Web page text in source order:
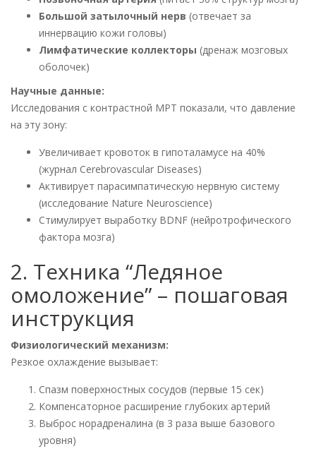
Большой затылочный нерв (отвечает за
иннервацию кожи головы)
Лимфатические коллекторы (дренаж мозговых
оболочек)
Научные данные:
Исследования с контрастной МРТ показали, что давление
на эту зону:
Увеличивает кровоток в гипоталамусе на 40%
(журнал Cerebrovascular Diseases)
Активирует парасимпатическую нервную систему
(исследование Nature Neuroscience)
Стимулирует выработку BDNF (нейротрофического
фактора мозга)
2. Техника “Ледяное
омоложение” – пошаговая
инструкция
Физиологический механизм:
Резкое охлаждение вызывает:
Спазм поверхностных сосудов (первые 15 сек)
Компенсаторное расширение глубоких артерий
Выброс норадреналина (в 3 раза выше базового
уровня)